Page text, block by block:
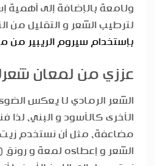
ولامعة بالإضافة إلى أهمية
لترطيب الشعر و التقليل من
بإستخدام سيروم الريبير
عززي من لمعان
الشعر الرمادي لا يعكس الضوء
الأخرى كالأسود و البني، لذا
مضاعفة، مثل أن نستخدم
الشعر و إعطاءه لمعة و رونق